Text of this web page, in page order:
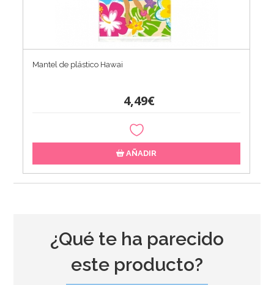
Mantel de plástico Hawai
4,49€
AÑADIR
¿Qué te ha parecido
este producto?